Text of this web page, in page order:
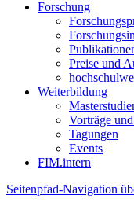
Forschung
Preise und
Weiterbildung
Vorträge
Tagungen
Events
FIM.intern
Seitenpfad-Navigation